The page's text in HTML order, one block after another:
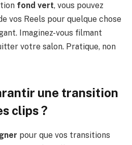
fond vert, vous pouvez
vos Reels pour quelque chose
Imaginez-vous filmant
votre salon. Pratique, non
une transition
clips ?
pour que vos transitions